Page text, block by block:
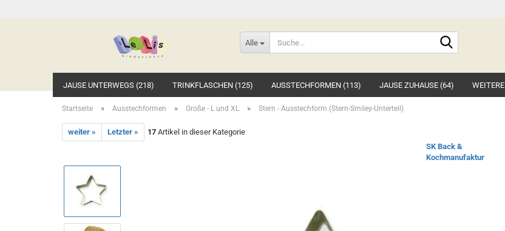
Alle
JAUSE UNTERWEGS (218) TRINKFLASCHEN (125) AUSSTECHFORMEN (113) JAUSE ZUHAUSE (64) WEITERE
Startseite » Ausstechformen » Große - L und XL » Stern - Ausstechform (Stern-Smiley-Unterteil)
weiter » Letzter » 17 Artikel in dieser Kategorie
SK Back &
Kochmanufaktur